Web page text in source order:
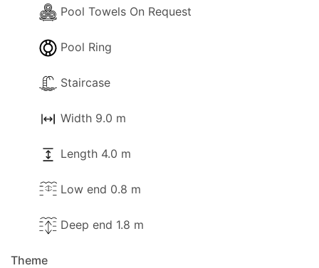
- Sûr.
- Dîner séparé
- Cafetière
- Cuisinière avec four complet
Pool Towels On Request
Pool Ring
Staircase
Width 9.0 m
Length 4.0 m
Low end 0.8 m
Deep end 1.8 m
Theme